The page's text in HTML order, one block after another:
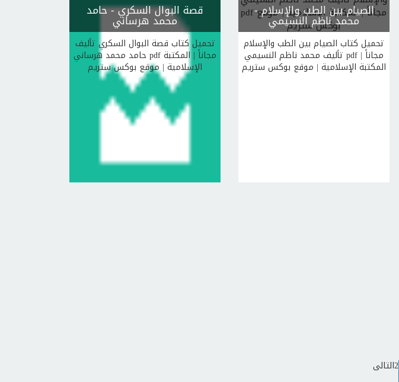
الصيام بين الطب والإسلام-
محمد ناظم النسيمي
تحميل كتاب الصيام بين الطب والإسلام
تأليف محمد ناظم النسيمي pdf مجاناً |
المكتبة الإسلامية | موقع بوكس ستريم
قصة البوال السكري- حامد
محمد هرساني
تحميل كتاب قصة البوال السكري تأليف
حامد محمد هرساني pdf مجاناً | المكتبة
الإسلامية | موقع بوكس ستريم
2التالى